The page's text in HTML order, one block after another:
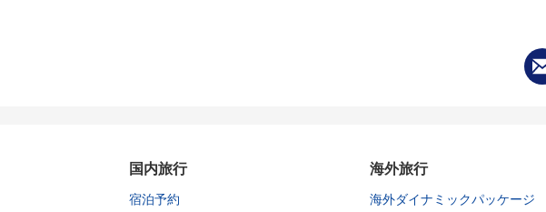
国内旅行
宿泊予約
海外旅行
海外ダイナミックパッケージ